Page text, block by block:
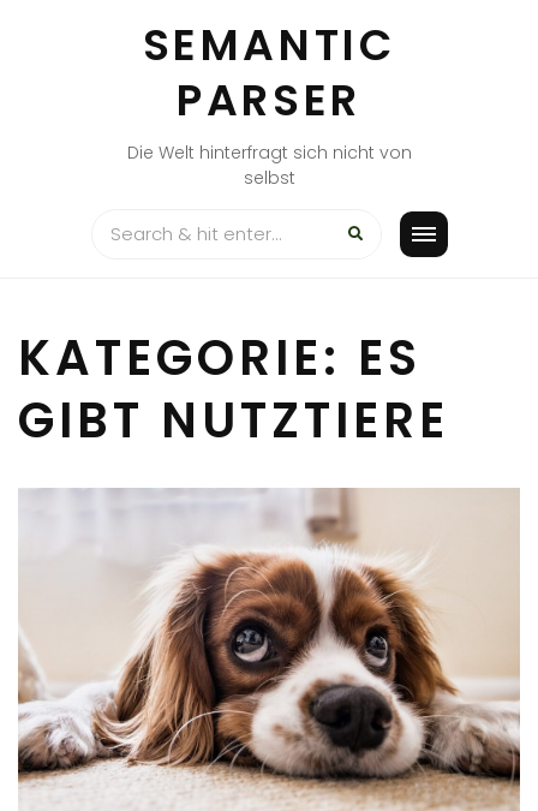
SEMANTIC
PARSER
Die Welt hinterfragt sich nicht von
selbst
KATEGORIE: ES
GIBT NUTZTIERE